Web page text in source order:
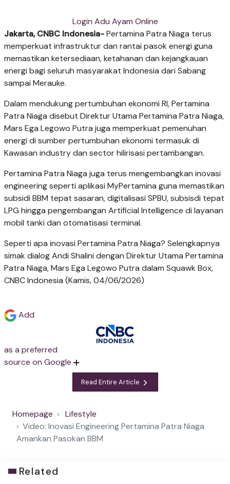
Login Adu Ayam Online
Jakarta, CNBC Indonesia-Pertamina Patra Niaga terus
memperkuat infrastruktur dan rantai pasok energi guna
memastikan ketersediaan, ketahanan dan kejangkauan
energi bagi seluruh masyarakat Indonesia dari Sabang
sampai Merauke.
Dalam mendukung pertumbuhan ekonomi RI, Pertamina
Patra Niaga disebut Direktur Utama Pertamina Patra Niaga,
Mars Ega Legowo Putra juga memperkuat pemenuhan
energi di sumber pertumbuhan ekonomi termasuk di
Kawasan industry dan sector hilirisasi pertambangan.
Pertamina Patra Niaga juga terus mengembangkan inovasi
engineering seperti aplikasi MyPertamina guna memastikan
subsidi BBM tepat sasaran, digitalisasi SPBU, subsisdi tepat
LPG hingga pengembangan Artificial Intelligence di layanan
mobil tanki dan otomatisasi terminal.
Seperti apa inovasi Pertamina Patra Niaga? Selengkapnya
simak dialog Andi Shalini dengan Direktur Utama Pertamina
Patra Niaga, Mars Ega Legowo Putra dalam Squawk Box,
CNBC Indonesia (Kamis, 04/06/2026)
Add
as a preferred
source on Google
Read Entire Article
Homepage
Lifestyle
Video: Inovasi Engineering Pertamina Patra Niaga
Amankan Pasokan BBM
Related